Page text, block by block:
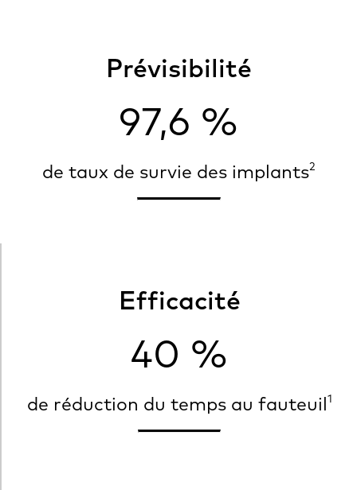
Prévisibilité
97,6 %
de taux de survie des implants2
Efficacité
40 %
de réduction du temps au fauteuil1